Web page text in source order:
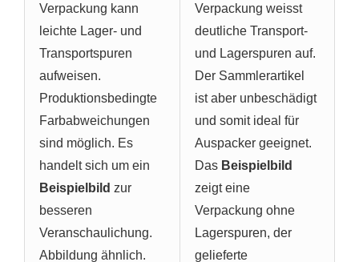
Verpackung kann
leichte Lager- und
Transportspuren
aufweisen.
Produktionsbedingte
Farbabweichungen
sind möglich. Es
handelt sich um ein
Beispielbild zur
besseren
Veranschaulichung.
Abbildung ähnlich.
Verpackung weisst
deutliche Transport-
und Lagerspuren auf.
Der Sammlerartikel
ist aber unbeschädigt
und somit ideal für
Auspacker geeignet.
Das Beispielbild
zeigt eine
Verpackung ohne
Lagerspuren, der
gelieferte